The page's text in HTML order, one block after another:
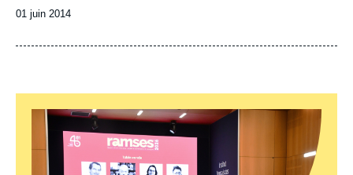
Date
publication
01 juin 2014